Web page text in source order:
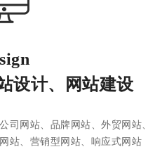
设计、网站建设
司网站、品牌网站、外贸网站、
站、营销型网站、响应式网站